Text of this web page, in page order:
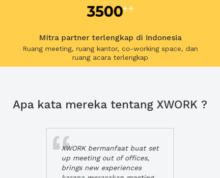
Mitra partner terlengkap di Indonesia
Ruang meeting, ruang kantor, co-working space, dan
ruang acara terlengkap
Apa kata mereka tentang XWORK ?
XWORK bermanfaat buat set
up meeting out of offices,
brings new experiences